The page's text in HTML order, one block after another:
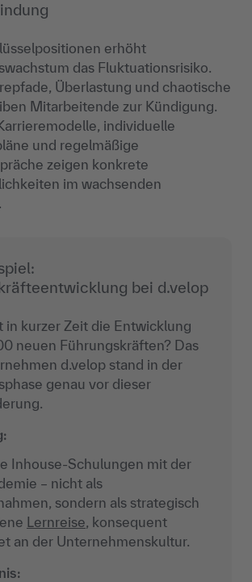
erhöht
das Fluktuationsrisiko.
Überlastung und chaotische
Mitarbeitende zur Kündigung.
individuelle
und regelmäßige
zeigen konkrete
im wachsenden
bei d.velop
in kurzer Zeit die Entwicklung
neuen Führungskräften? Das
d.velop stand in der
genau vor dieser
Inhouse-Schulungen mit der
– nicht als
sondern als strategisch
Lernreise, konsequent
an der Unternehmenskultur.